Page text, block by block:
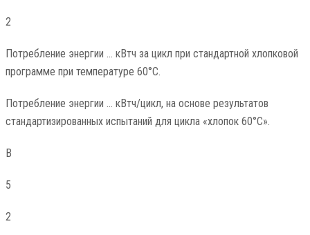
2
Потребление энергии … кВтч за цикл при стандартной хлопковой
программе при температуре 60°C.
Потребление энергии … кВтч/цикл, на основе результатов
стандартизированных испытаний для цикла «хлопок 60°C».
В
5
2